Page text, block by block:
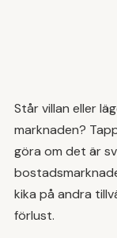
Står villan eller
marknaden?
göra om det är
kika på andra
förlust.